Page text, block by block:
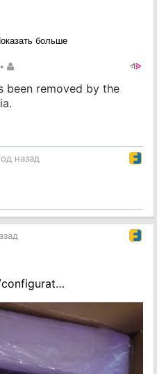
больше
•
been removed by the
назад